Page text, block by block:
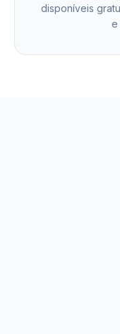
disponíveis
e